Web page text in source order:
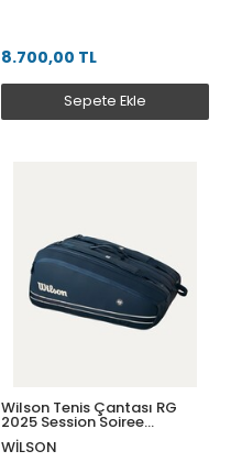
8.700,00 TL
Sepete Ekle
Wilson Tenis Çantası RG
2025 Session Soiree
Supertour 15PK Dark Navy
WR8043001001
WILSON